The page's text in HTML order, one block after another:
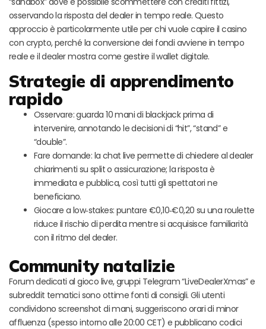
osservando la risposta del dealer in tempo reale. Questo
approccio è particolarmente utile per chi vuole capire il casino
con crypto, perché la conversione dei fondi avviene in tempo
reale e il dealer mostra come gestire il wallet digitale.
Strategie di apprendimento
rapido
Osservare: guarda 10 mani di blackjack prima di
intervenire, annotando le decisioni di “hit”, “stand” e
“double”.
Fare domande: la chat live permette di chiedere al dealer
chiarimenti su split o assicurazione; la risposta è
immediata e pubblica, così tutti gli spettatori ne
beneficiano.
Giocare a low‑stakes: puntare €0,10‑€0,20 su una roulette
riduce il rischio di perdita mentre si acquisisce familiarità
con il ritmo del dealer.
Community natalizie
Forum dedicati al gioco live, gruppi Telegram “LiveDealerXmas” e
subreddit tematici sono ottime fonti di consigli. Gli utenti
condividono screenshot di mani, suggeriscono orari di minor
affluenza (spesso intorno alle 20:00 CET) e pubblicano codici